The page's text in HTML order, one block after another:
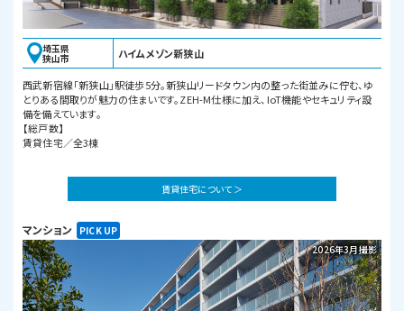
埼玉県
狭山市 ハイムメゾン新狭山
西武新宿線「新狭山」駅徒歩5分。新狭山リードタウン内の整った街並みに佇む、ゆ
とりある間取りが魅力の住まいです。ZEH-M仕様に加え、IoT機能やセキュリティ設
備を備えています。
【総戸数】
賃貸住宅／全3棟
賃貸住宅について ＞
マンション
2026年3月撮影